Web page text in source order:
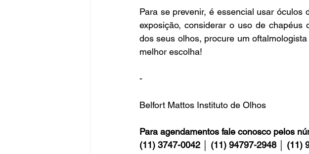
Para se prevenir, é essencial usar
exposição, considerar o uso de
dos seus olhos, procure um
melhor escolha!
-
Belfort Mattos Instituto de Olhos
Para agendamentos fale conosco pelos
(11) 3747-0042 │ (11) 94797-2948 │ (11)